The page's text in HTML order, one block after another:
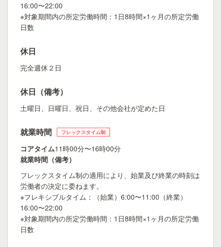
16:00〜22:00
※対象期間内の所定労働時間：1日8時間×1ヶ月の所定労働
日数
休日
完全週休２日
休日（備考）
土曜日、日曜日、祝日、その他会社が定めた日
就業時間 フレックスタイム制
コアタイム11時00分〜16時00分
就業時間（備考）
フレックスタイム制の適用により、始業及び終業の時刻は
労働者の決定に委ねます。
※フレキシブルタイム：（始業）6:00〜11:00（終業）
16:00〜22:00
※対象期間内の所定労働時間：1日8時間×1ヶ月の所定労働
日数